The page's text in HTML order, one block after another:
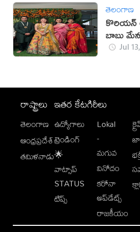
తెలంగాణ
బాబు
Jul
రాష్ట్రాలు
తెలంగాణ
ఆంధ్రప్రదేశ్
తమిళనాడు
ఇతర కేటగిరీలు
ఉద్యోగాలు
ట్రెండింగ్
🌟
వాట్సాప్
STATUS
టిప్స్
Lokal
-
మగువ
వినోదం
కరోనా
అప్‌డేట్స్
రాజకీయం